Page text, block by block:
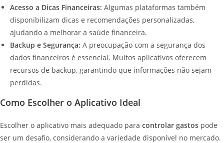
Acesso a Dicas Financeiras: Algumas plataformas também
disponibilizam dicas e recomendações personalizadas,
ajudando a melhorar a saúde financeira.
Backup e Segurança: A preocupação com a segurança dos
dados financeiros é essencial. Muitos aplicativos oferecem
recursos de backup, garantindo que informações não sejam
perdidas.
Como Escolher o Aplicativo Ideal
Escolher o aplicativo mais adequado para controlar gastos pode
ser um desafio, considerando a variedade disponível no mercado.